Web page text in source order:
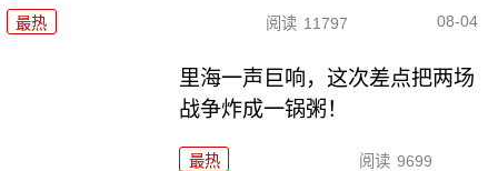
最热 阅读 11797 08-04
里海一声巨响，这次差点把两场
战争炸成一锅粥！
最热 阅读 9699